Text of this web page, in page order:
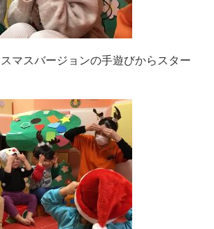
マスバージョンの手遊びからスター